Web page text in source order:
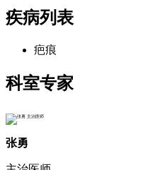
疾病列表
疤痕
科室专家
张勇